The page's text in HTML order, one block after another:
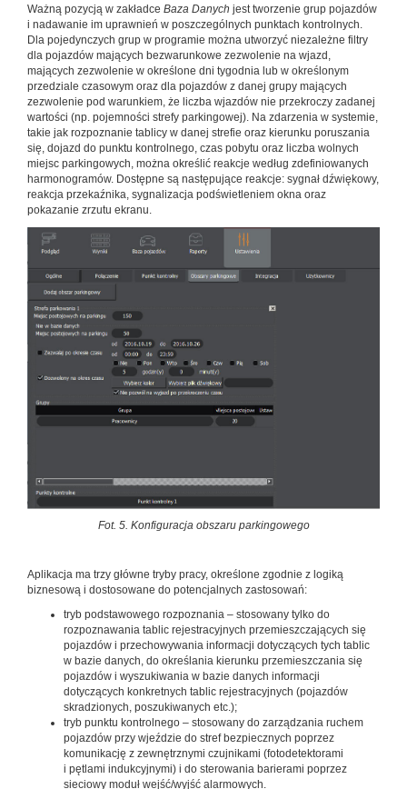
Ważną pozycją w zakładce Baza Danych jest tworzenie grup pojazdów
i nadawanie im uprawnień w poszczególnych punktach kontrolnych.
Dla pojedynczych grup w programie można utworzyć niezależne filtry
dla pojazdów mających bezwarunkowe zezwolenie na wjazd,
mających zezwolenie w określone dni tygodnia lub w określonym
przedziale czasowym oraz dla pojazdów z danej grupy mających
zezwolenie pod warunkiem, że liczba wjazdów nie przekroczy zadanej
wartości (np. pojemności strefy parkingowej). Na zdarzenia w systemie,
takie jak rozpoznanie tablicy w danej strefie oraz kierunku poruszania
się, dojazd do punktu kontrolnego, czas pobytu oraz liczba wolnych
miejsc parkingowych, można określić reakcje według zdefiniowanych
harmonogramów. Dostępne są następujące reakcje: sygnał dźwiękowy,
reakcja przekaźnika, sygnalizacja podświetleniem okna oraz
pokazanie zrzutu ekranu.
Fot. 5. Konfiguracja obszaru parkingowego
Aplikacja ma trzy główne tryby pracy, określone zgodnie z logiką
biznesową i dostosowane do potencjalnych zastosowań:
tryb podstawowego rozpoznania – stosowany tylko do
rozpoznawania tablic rejestracyjnych przemieszczających się
pojazdów i przechowywania informacji dotyczących tych tablic
w bazie danych, do określania kierunku przemieszczania się
pojazdów i wyszukiwania w bazie danych informacji
dotyczących konkretnych tablic rejestracyjnych (pojazdów
skradzionych, poszukiwanych etc.);
tryb punktu kontrolnego – stosowany do zarządzania ruchem
pojazdów przy wjeździe do stref bezpiecznych poprzez
komunikację z zewnętrznymi czujnikami (fotodetektorami
i pętlami indukcyjnymi) i do sterowania barierami poprzez
sieciowy moduł wejść/wyjść alarmowych.